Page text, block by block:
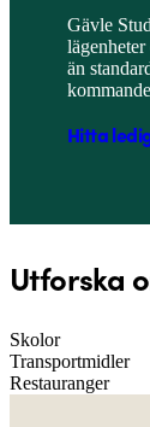
Gävle
än
Hitta
Utforska
Skolor
Transportmidler
Restauranger